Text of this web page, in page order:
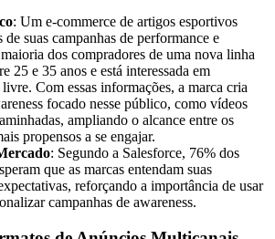
: Um e-commerce de artigos esportivos
de suas campanhas de performance e
dos compradores de uma nova linha
25 e 35 anos e está interessada em
Com essas informações, a marca cria
focado nesse público, como vídeos
ampliando o alcance entre os
propensos a se engajar.
: Segundo a Salesforce, 76% dos
que as marcas entendam suas
reforçando a importância de usar
campanhas de awareness.